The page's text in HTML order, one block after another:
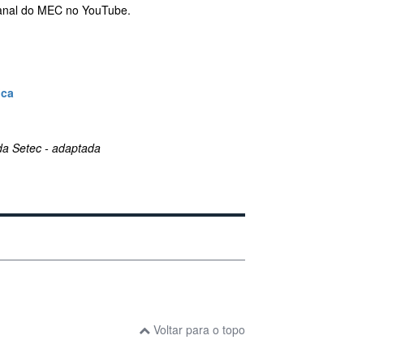
do MEC no YouTube.
Setec - adaptada
Voltar para o topo